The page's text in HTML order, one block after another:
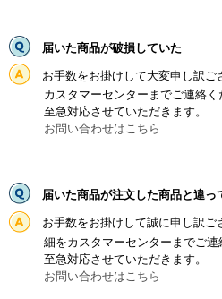
届いた商品が破損していた
お手数をお掛けして大変申し訳
カスタマーセンターまでご連絡く
至急対応させていただきます。
お問い合わせはこちら
届いた商品が注文した商品と違っ
お手数をお掛けして誠に申し訳
細をカスタマーセンターまでご連
至急対応させていただきます。
お問い合わせはこちら